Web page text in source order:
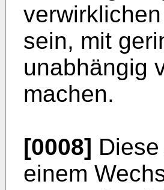
sein, mit
unabhängig
machen.
[0008]
einem